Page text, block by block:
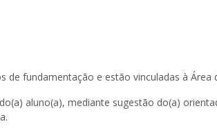
fundamentação e estão vinculadas à
aluno(a), mediante sugestão do(a)